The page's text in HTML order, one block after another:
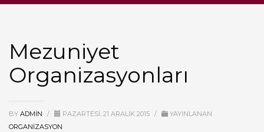
Mezuniyet
Organizasyonları
BY ADMIN / PAZARTESI, 21 ARALIK 2015 /
YAYINLANAN
ORGANIZASYON